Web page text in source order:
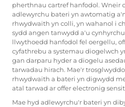
pherthnau cartref hanfodol. Wneir
adlewyrchu bateri yn awtomatig
rhwydwaith yn colli, yn wahanol i
sydd angen tanwydd a'u
llwythoedd hanfodol fel oergellu,
cyfathrebu a systemau diogelwch
gan darparu hyder a diogelu
tarwadau hirach. Mae'r
rhwydwaith a bateri yn digwydd
atal tarwad ar offer electronig
Mae hyd adlewyrchu'r bateri yn